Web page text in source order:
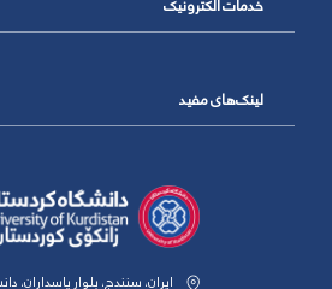
خدمات الکترونیک
لینک‌های مفید
ایران، سنندج، بلوار پاسداران،